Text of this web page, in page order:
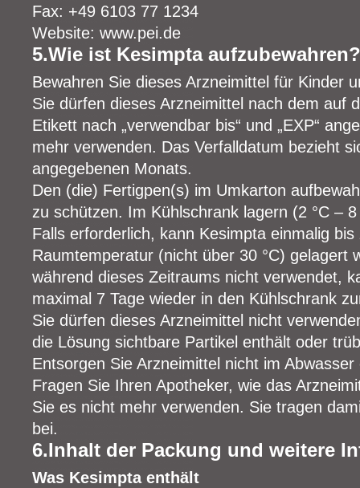
Fax: +49 6103 77 1234
Website: www.pei.de
5.Wie ist Kesimpta aufzubewahren?
Bewahren Sie dieses Arzneimittel für Kinder
Sie dürfen dieses Arzneimittel nach dem auf
Etikett nach „verwendbar bis“ und „EXP“
mehr verwenden. Das Verfalldatum bezieht
angegebenen Monats.
Den (die) Fertigpen(s) im Umkarton
zu schützen. Im Kühlschrank lagern (2 °C –
Falls erforderlich, kann Kesimpta einmalig
Raumtemperatur (nicht über 30 °C) gelagert
während dieses Zeitraums nicht verwendet,
maximal 7 Tage wieder in den Kühlschrank
Sie dürfen dieses Arzneimittel nicht
die Lösung sichtbare Partikel enthält oder
Entsorgen Sie Arzneimittel nicht im
Fragen Sie Ihren Apotheker, wie das
Sie es nicht mehr verwenden. Sie tragen
bei.
6.Inhalt der Packung und weitere
Was Kesimpta enthält